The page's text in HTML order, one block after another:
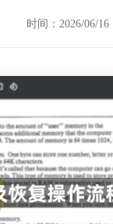
时间：2026/06/16